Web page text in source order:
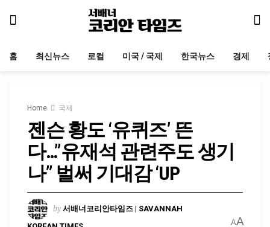
홈 최신뉴스 로컬 미국 / 국제 한국뉴스 경제
Home 국제
젠슨 황도 ‘유퀴즈’ 뜬
다…”유재석 관련주도 생기
나” 벌써 기대감 ‘UP
by 서배너코리안타임즈 | SAVANNAH
AA